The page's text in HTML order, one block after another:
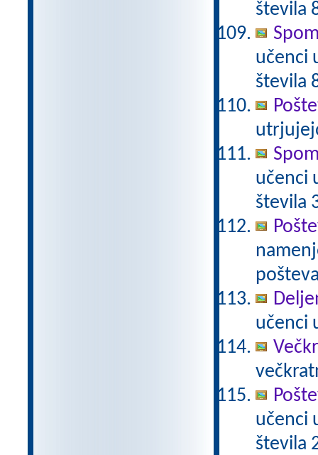
števila
učenci
števila
učenci
števila
učenci
učenci
števila